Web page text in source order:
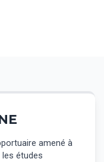
amené à
études